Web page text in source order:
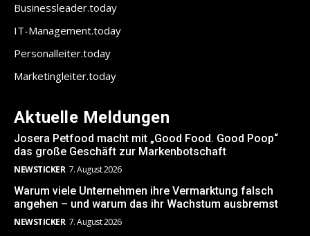
Businessleader.today
IT-Management.today
Personalleiter.today
Marketingleiter.today
Aktuelle Meldungen
Josera Petfood macht mit „Good Food. Good Poop“
das große Geschäft zur Markenbotschaft
NEWSTICKER 7. August 2026
Warum viele Unternehmen ihre Vermarktung falsch
angehen – und warum das ihr Wachstum ausbremst
NEWSTICKER 7. August 2026